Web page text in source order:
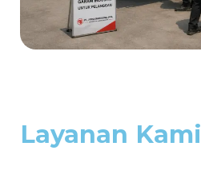
Layanan Kami